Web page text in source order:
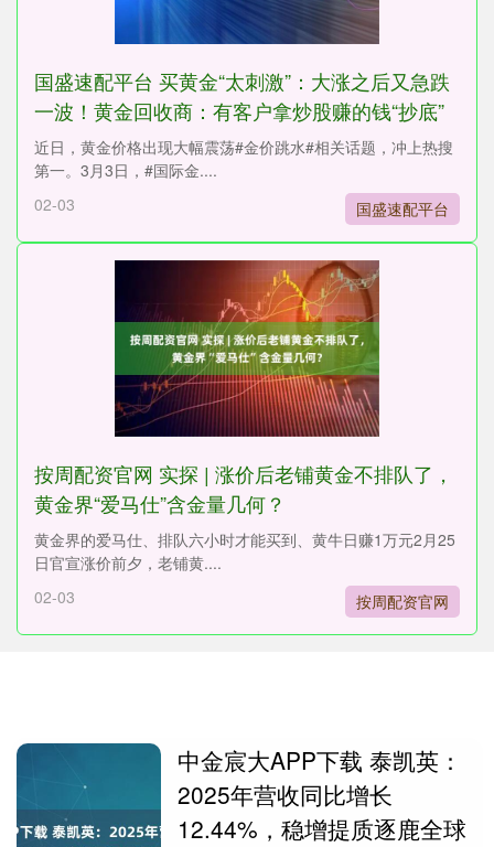
国盛速配平台 买黄金“太刺激”：大涨之后又急跌
一波！黄金回收商：有客户拿炒股赚的钱“抄底”
近日，黄金价格出现大幅震荡#金价跳水#相关话题，冲上热搜
第一。3月3日，#国际金....
02-03
国盛速配平台
按周配资官网 实探 | 涨价后老铺黄金不排队了，
黄金界“爱马仕”含金量几何？
黄金界的爱马仕、排队六小时才能买到、黄牛日赚1万元2月25
日官宣涨价前夕，老铺黄....
02-03
按周配资官网
中金宸大APP下载 泰凯英：
2025年营收同比增长
12.44%，稳增提质逐鹿全球